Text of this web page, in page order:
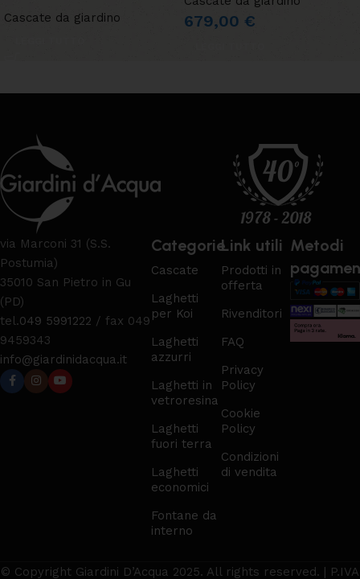
Cascate da giardino 679,00 €
via Marconi 31 (S.S.
Postumia)
35010 San Pietro in Gu
(PD)
tel.049 5991222 / fax 049
9459343
info@giardinidacqua.it
Categorie
Cascate
Laghetti
per Koi
Laghetti
azzurri
Laghetti in
vetroresina
Laghetti
fuori terra
Laghetti
economici
Fontane da
interno
Link utili
Prodotti in
offerta
Rivenditori
FAQ
Privacy
Policy
Cookie
Policy
Condizioni
di vendita
Metodi
© Copyright Giardini D’Acqua 2025. All rights reserved. | P.IVA